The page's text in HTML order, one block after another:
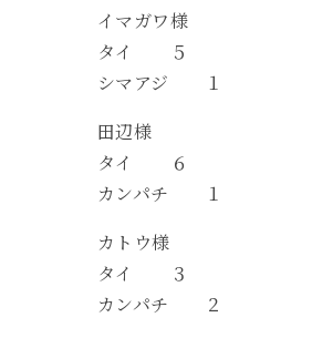
イマガワ様
タイ ５
シマアジ １
田辺様
タイ ６
カンパチ １
カトウ様
タイ ３
カンパチ ２